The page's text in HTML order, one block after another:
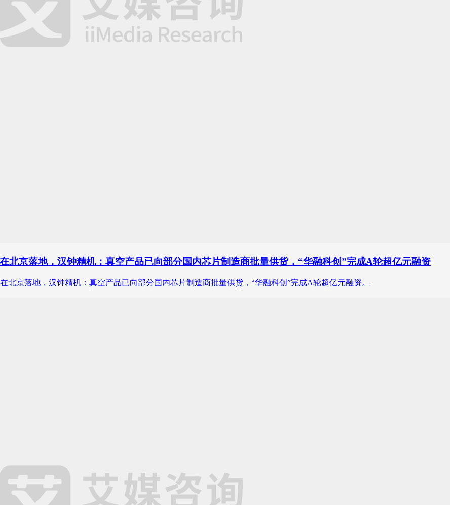
北京落地，汉钟精机：真空产品已向部分国内芯片制造商批量供货，“华融科创”完成A轮超亿元融资
北京落地，汉钟精机：真空产品已向部分国内芯片制造商批量供货，“华融科创”完成A轮超亿元融资。